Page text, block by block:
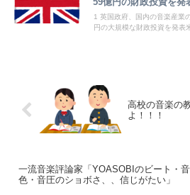
1 英国政府、国内の音楽産業
円の大規模な財政投資を発表
高校の音楽の
よ！！！
一流音楽評論家「YOASOBIのビート・音
色・音圧のショボさ、、信じがたい」